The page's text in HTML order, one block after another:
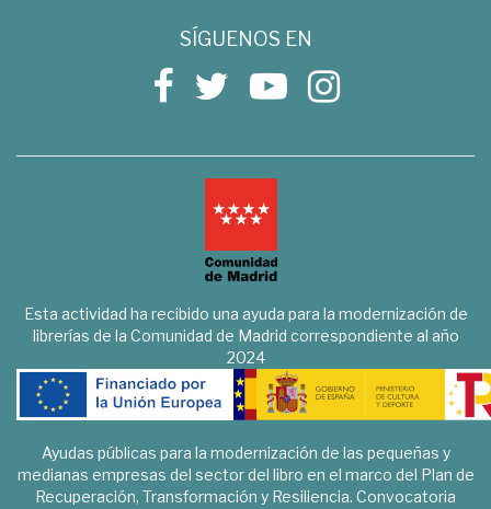
SÍGUENOS EN
Esta actividad ha recibido una ayuda para la modernización de
librerías de la Comunidad de Madrid correspondiente al año
2024
Ayudas públicas para la modernización de las pequeñas y
medianas empresas del sector del libro en el marco del Plan de
Recuperación, Transformación y Resiliencia. Convocatoria